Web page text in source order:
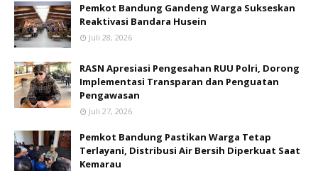
Pemkot Bandung Gandeng Warga Sukseskan
Reaktivasi Bandara Husein
Juli 28, 2026
RASN Apresiasi Pengesahan RUU Polri, Dorong
Implementasi Transparan dan Penguatan
Pengawasan
Juli 27, 2026
Pemkot Bandung Pastikan Warga Tetap
Terlayani, Distribusi Air Bersih Diperkuat Saat
Kemarau